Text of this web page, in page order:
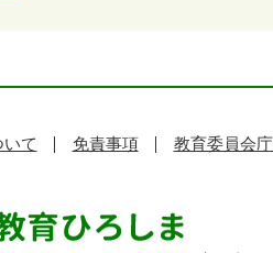
て 免責事項 教育委員会